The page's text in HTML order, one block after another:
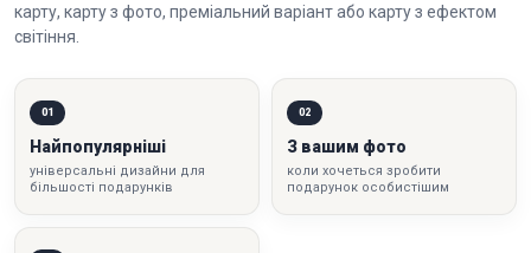
карту, карту з фото, преміальний варіант або карту з ефектом
світіння.
01
Найпопулярніші
універсальні дизайни для
більшості подарунків
02
З вашим фото
коли хочеться зробити
подарунок особистішим